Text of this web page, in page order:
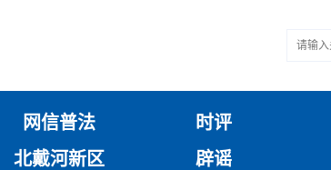
网信普法 时评
北戴河新区 辟谣